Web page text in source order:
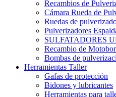
Recambios de
Cámara Rueda de
Ruedas de
Pulverizadores
SULFATADORES
Recambio de
Bombas de
Herramientas Taller
Gafas de protección
Bidones y lubricantes
Herramientas para